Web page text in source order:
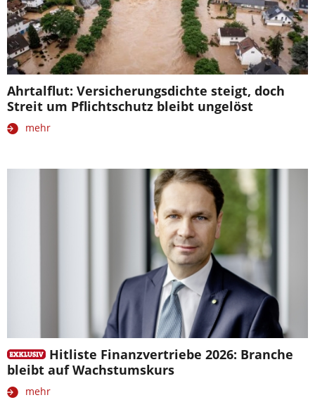
Ahrtalflut: Versicherungsdichte steigt, doch
Streit um Pflichtschutz bleibt ungelöst
mehr
Hitliste Finanzvertriebe 2026: Branche
bleibt auf Wachstumskurs
mehr